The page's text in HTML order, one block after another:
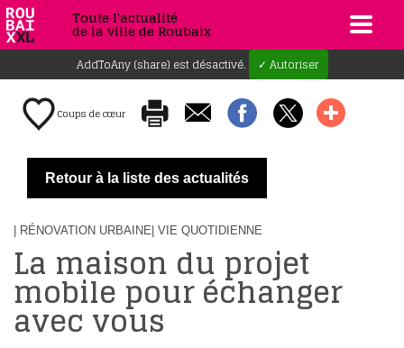
Toute l'actualité
de la ville de Roubaix
AddToAny (share) est désactivé. ✓ Autoriser
Coups de cœur
Retour à la liste des actualités
| RÉNOVATION URBAINE | VIE QUOTIDIENNE
La maison du projet
mobile pour échanger
avec vous